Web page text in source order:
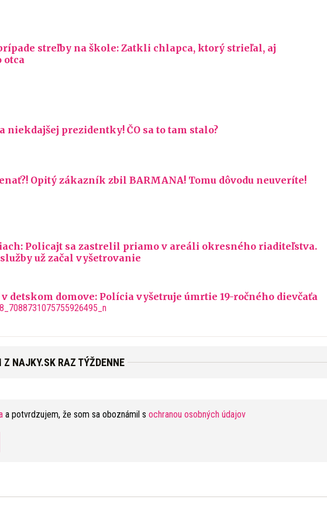
streľby na škole: Zatkli chlapca, ktorý strieľal, aj
otca
niekdajšej prezidentky! ČO sa to tam stalo?
Opitý zákazník zbil BARMANA! Tomu dôvodu neuveríte!
Policajt sa zastrelil priamo v areáli okresného riaditeľstva.
už začal vyšetrovanie
detskom domove: Polícia vyšetruje úmrtie 19-ročného dievčaťa
NAJKY.SK RAZ TÝŽDENNE
a potvrdzujem, že som sa oboznámil s ochranou osobných údajov